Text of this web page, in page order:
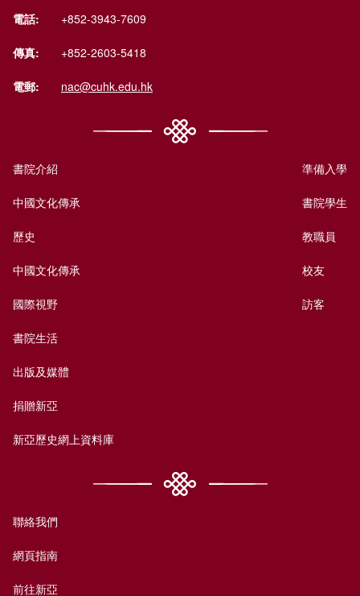
電話: +852-3943-7609
傳真: +852-2603-5418
電郵: nac@cuhk.edu.hk
書院介紹
中國文化傳承
歷史
中國文化傳承
國際視野
書院生活
出版及媒體
捐贈新亞
新亞歷史網上資料庫
準備入學
書院學生
教職員
校友
訪客
聯絡我們
網頁指南
前往新亞